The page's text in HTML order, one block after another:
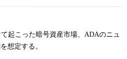
起こった暗号資産市場、ADAのニュ
想定する。